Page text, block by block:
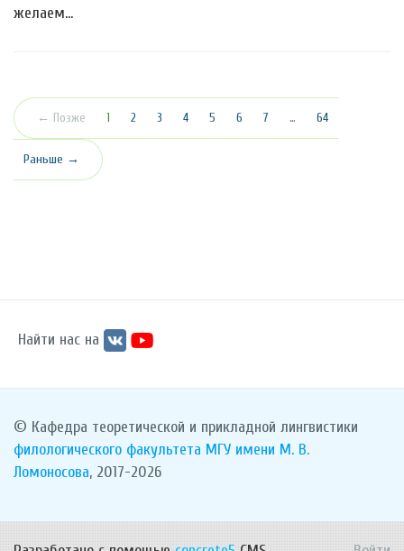
желаем…
← Позже 1 (текущая)
2 3 4 5 6 7 … 64
Раньше →
Найти нас на
© Кафедра теоретической и прикладной лингвистики
филологического факультета МГУ имени М. В.
Ломоносова, 2017-2026